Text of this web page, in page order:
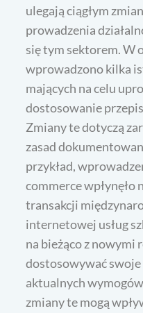
ulegają ciągłym
prowadzenia
się tym sektorem. W
wprowadzono kilka
mających na celu
dostosowanie
Zmiany te dotyczą
zasad
przykład,
commerce wpłynęło
transakcji
internetowej usług
na bieżąco z nowymi
dostosowywać
aktualnych
zmiany te mogą